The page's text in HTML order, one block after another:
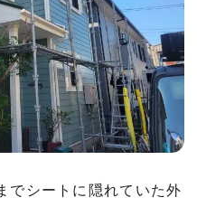
でシートに隠れていた外